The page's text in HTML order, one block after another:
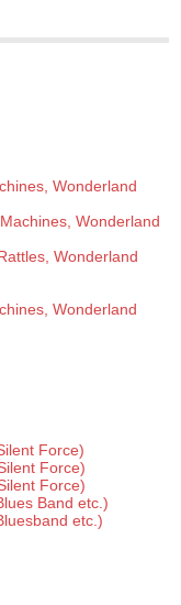
Wonderland
Wonderland
Wonderland
Wonderland
Force)
Force)
Force)
Band etc.)
etc.)